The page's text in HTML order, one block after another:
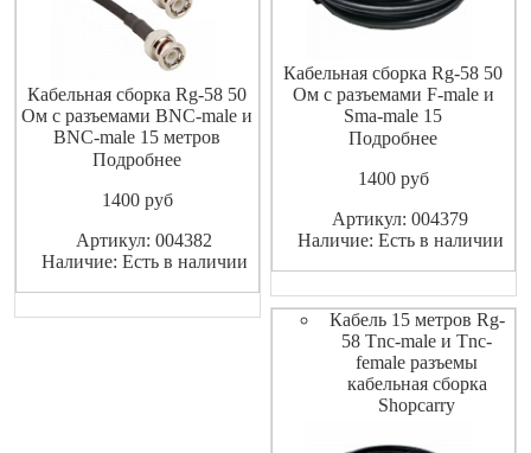
Кабельная сборка Rg-58 50
Ом с разъемами BNC-male и
BNC-male 15 метров
Shopcarry
Подробнее
1400pуб
Артикул: 004382
Наличие: Есть в наличии
Кабельная сборка Rg-58 50
Ом с разъемами F-male и
Sma-male 15
Подробнее
1400pуб
Артикул: 004379
Наличие: Есть в наличии
Кабель 15 метров Rg-
58 Tnc-male и Tnc-
female разъемы
кабельная сборка
Shopcarry